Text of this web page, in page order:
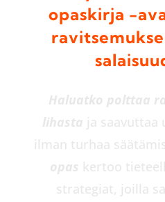
opaskirja -